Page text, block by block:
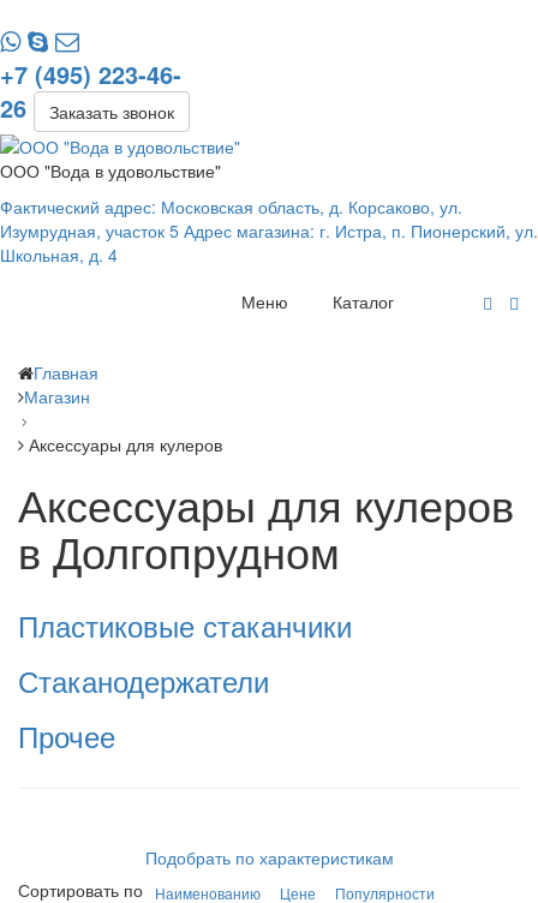
+7 (495) 223-46-
26
Заказать звонок
ООО "Вода в удовольствие"
Фактический адрес: Московская область, д. Корсаково, ул.
Изумрудная, участок 5 Адрес магазина: г. Истра, п. Пионерский, ул.
Школьная, д. 4
Каталог
Меню
Главная
Магазин
Аксессуары для кулеров
Аксессуары для кулеров
в Долгопрудном
Пластиковые стаканчики
Стаканодержатели
Прочее
Подобрать по характеристикам
Сортировать по
Наименованию Цене Популярности